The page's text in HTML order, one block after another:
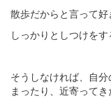
散歩だからと言って好
しっかりとしつけをす
そうしなければ、自
まったり、近寄って